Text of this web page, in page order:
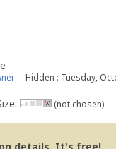
Hidden : Tuesday,
(not chosen)